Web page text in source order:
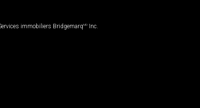
immobiliers BridgemarqMD Inc.